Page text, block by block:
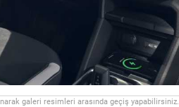
galeri resimleri arasında geçiş yapabilirsiniz.